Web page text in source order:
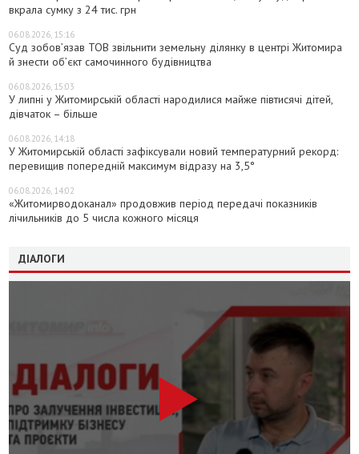
вкрала сумку з 24 тис. грн
06.08.2026, 15:16
Суд зобов’язав ТОВ звільнити земельну ділянку в центрі Житомира
й знести об’єкт самочинного будівництва
06.08.2026, 15:03
У липні у Житомирській області народилися майже півтисячі дітей,
дівчаток – більше
06.08.2026, 14:18
У Житомирській області зафіксували новий температурний рекорд:
перевищив попередній максимум відразу на 3,5°
06.08.2026, 14:02
«Житомирводоканал» продовжив період передачі показників
лічильників до 5 числа кожного місяця
ДІАЛОГИ